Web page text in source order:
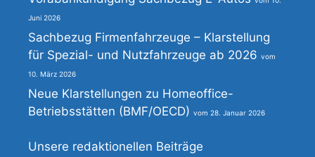
Juni 2026
Sachbezug Firmenfahrzeuge – Klarstellung
für Spezial- und Nutzfahrzeuge ab 2026
10. März 2026
Neue Klarstellungen zu Homeoffice-
Betriebsstätten (BMF/OECD)
28. Januar 2026
Unsere redaktionellen Beiträge